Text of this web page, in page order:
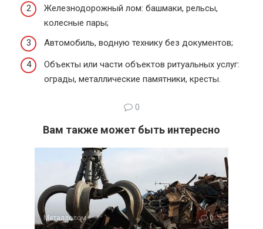
Железнодорожный лом: башмаки, рельсы,
колесные пары;
Автомобиль, водную технику без документов;
Объекты или части объектов ритуальных услуг:
ограды, металлические памятники, кресты.
0
Вам также может быть интересно
Металлолом 0